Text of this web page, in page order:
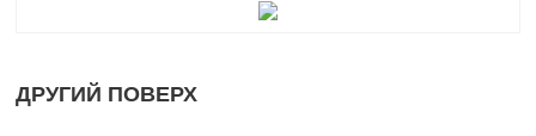
ДРУГИЙ ПОВЕРХ